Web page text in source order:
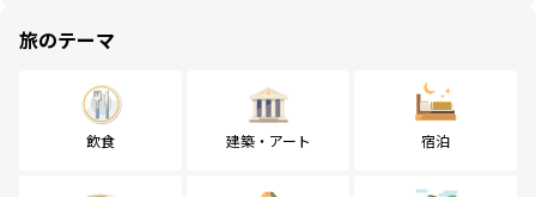
旅のテーマ
飲食 建築・アート 宿泊